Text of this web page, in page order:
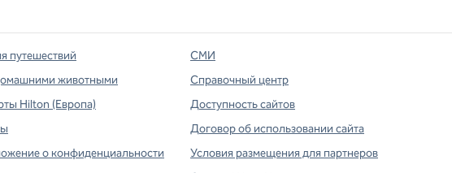
путешествий
животными
Hilton (Европа)
о конфиденциальности
СМИ
Справочный центр
Доступность сайтов
Договор об использовании сайта
Условия размещения для партнеров